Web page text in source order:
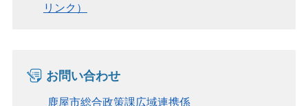
リンク）
お問い合わせ
鹿屋市総合政策課広域連携係